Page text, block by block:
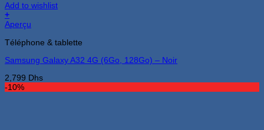
Add to wishlist
+
Aperçu
Téléphone & tablette
Samsung Galaxy A32 4G (6Go, 128Go) – Noir
2,799 Dhs
-10%